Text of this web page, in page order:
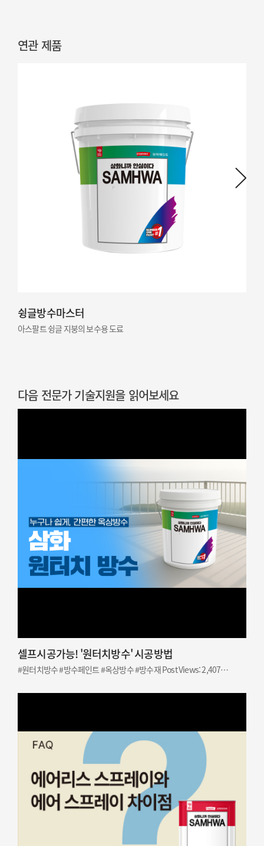
연관 제품
슁글방수마스터
아스팔트 슁글 지붕의 보수용 도료
다음 전문가 기술지원을 읽어보세요
셀프시공가능! '원터치방수' 시공방법
#원터치방수 #방수페인트 #옥상방수 #방수재 Post Views: 2,407…